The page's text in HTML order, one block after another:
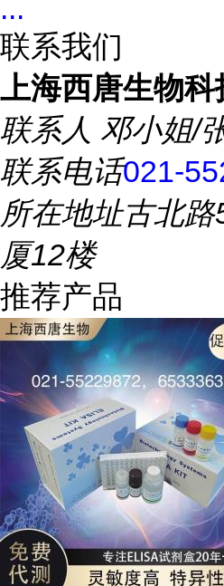
...
联系我们
上海西唐生物科
联系人 邓小姐/
联系电话021-
所在地址古北路
厦12楼
推荐产品